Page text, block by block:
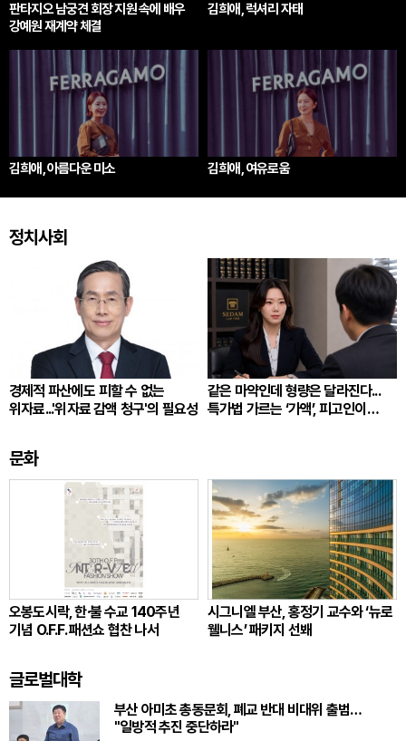
판타지오 남궁견 회장 지원 속에 배우
강예원 재계약 체결
김희애, 럭셔리 자태
김희애, 아름다운 미소 김희애, 여유로움
정치사회
경제적 파산에도 피할 수 없는
위자료...'위자료 감액 청구'의 필요성
같은 마약인데 형량은 달라진다...
특가법 가르는 ‘가액’, 피고인이
문화
오봉도시락, 한·불 수교 140주년
기념 O.F.F. 패션쇼 협찬 나서
시그니엘 부산, 홍정기 교수와 ‘뉴로
웰니스’ 패키지 선봬
글로벌대학
부산 아미초 총동문회, 폐교 반대 비대위 출범…
"일방적 추진 중단하라"